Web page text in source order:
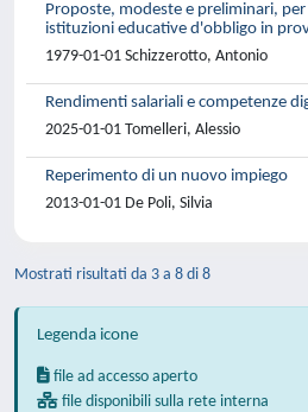
Proposte, modeste e preliminari,
istituzioni educative d'obbligo in
1979-01-01 Schizzerotto, Antonio
Rendimenti salariali e competenze
2025-01-01 Tomelleri, Alessio
Reperimento di un nuovo impiego
2013-01-01 De Poli, Silvia
Mostrati risultati da 3 a 8 di 8
Legenda icone
file ad accesso aperto
file disponibili sulla rete interna